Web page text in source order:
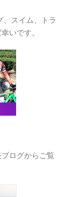
、スイム、トラ
いです。
ログからご覧